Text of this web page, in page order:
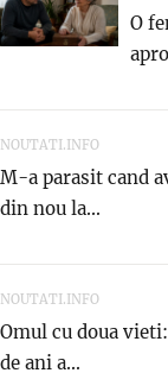
O
NOUTATI.INFO
M-a parasit cand
din nou la...
NOUTATI.INFO
Omul cu doua
de ani a...